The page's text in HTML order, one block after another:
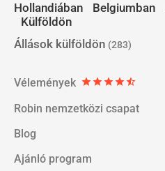
Hollandiában Belgiumban
Külföldön
Állások külföldön (283)
Vélemények starstarstarstarstar_half
Robin nemzetközi csapat
Blog
Ajánló program